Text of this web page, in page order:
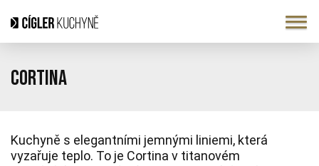
Cortina
Kuchyně s elegantními jemnými liniemi, která
vyzařuje teplo. To je Cortina v titanovém